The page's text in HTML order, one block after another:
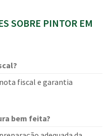
SOBRE PINTOR EM
fiscal e garantia
bem feita?